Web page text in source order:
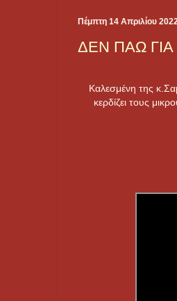
Πέμπτη 14 Απριλίου
ΔΕΝ ΠΑΩ
Καλεσμένη της
κερδίζει τους